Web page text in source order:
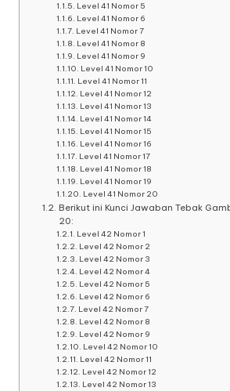
Level 41 Nomor 5
Level 41 Nomor 6
Level 41 Nomor 7
Level 41 Nomor 8
Level 41 Nomor 9
Level 41 Nomor 10
Level 41 Nomor 11
Level 41 Nomor 12
Level 41 Nomor 13
Level 41 Nomor 14
Level 41 Nomor 15
Level 41 Nomor 16
Level 41 Nomor 17
Level 41 Nomor 18
Level 41 Nomor 19
Level 41 Nomor 20
Berikut ini Kunci Jawaban Tebak
20:
Level 42 Nomor 1
Level 42 Nomor 2
Level 42 Nomor 3
Level 42 Nomor 4
Level 42 Nomor 5
Level 42 Nomor 6
Level 42 Nomor 7
Level 42 Nomor 8
Level 42 Nomor 9
Level 42 Nomor 10
Level 42 Nomor 11
Level 42 Nomor 12
Level 42 Nomor 13